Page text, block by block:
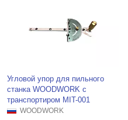
Угловой упор для пильного
станка WOODWORK с
транспортиром MIT-001
WOODWORK